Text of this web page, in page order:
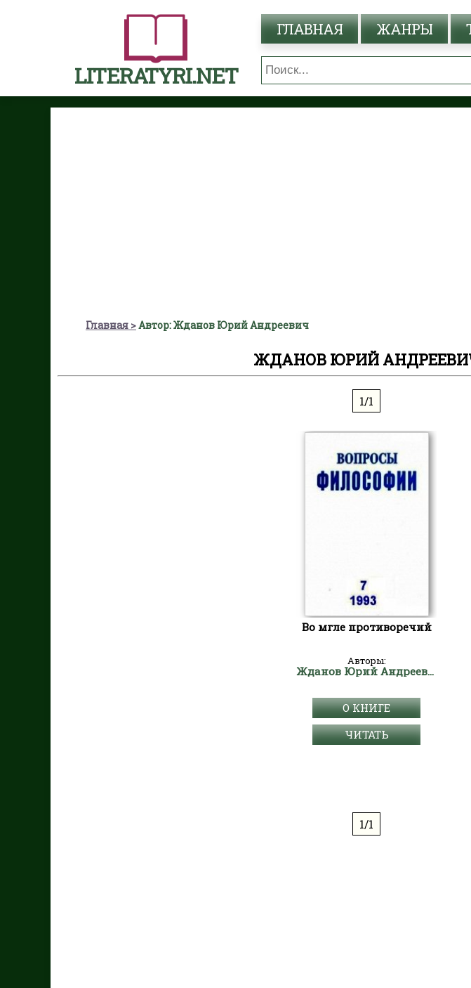
LITERATYRI.NET
ГЛАВНАЯ ЖАНРЫ
Главная Автор: Жданов Юрий Андреевич
ЖДАНОВ ЮРИЙ
1/1
Во мгле противоречий
Авторы:
Жданов Юрий Андреевич
О КНИГЕ
ЧИТАТЬ
1/1